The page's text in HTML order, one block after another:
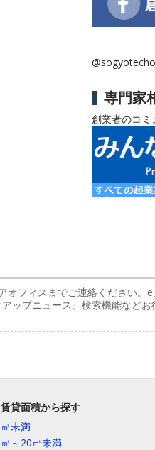
専門家
創業者のコミ
フィスまでご連絡ください。
ップニュース、検索機能など
賃貸面積から探す
未満
～20㎡未満